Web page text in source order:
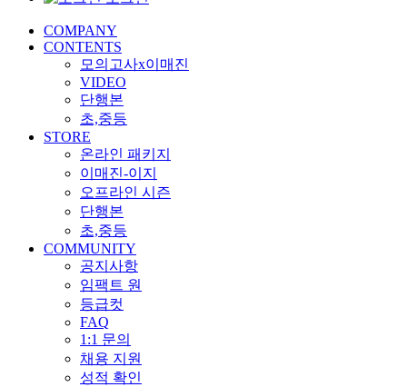
COMPANY
CONTENTS
모의고사x이매진
VIDEO
단행본
초,중등
STORE
온라인 패키지
이매진-이지
오프라인 시즌
단행본
초,중등
COMMUNITY
공지사항
임팩트 원
등급컷
FAQ
1:1 문의
채용 지원
성적 확인